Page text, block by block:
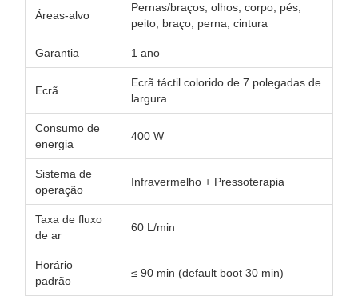
Áreas-alvo
Pernas/braços, olhos, corpo, pés,
peito, braço, perna, cintura
Garantia 1 ano
Ecrã
Ecrã táctil colorido de 7 polegadas de
largura
Consumo de
energia
400 W
Sistema de
operação
Infravermelho + Pressoterapia
Taxa de fluxo
de ar
60 L/min
Horário
padrão
≤ 90 min (default boot 30 min)